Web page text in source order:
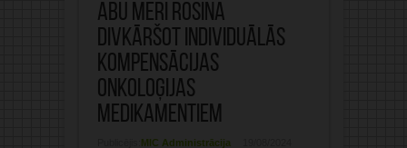
Abu Meri rosina
divkāršot individuālās
kompensācijas
onkoloģijas
medikamentiem
MIC Administrācija